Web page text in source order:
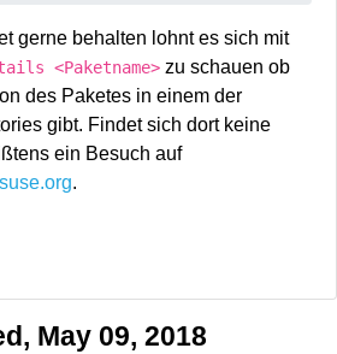
gerne behalten lohnt es sich mit
<Paketname> zu schauen ob
des Paketes in einem der
gibt. Findet sich dort keine
ein Besuch auf
.
May 09, 2018